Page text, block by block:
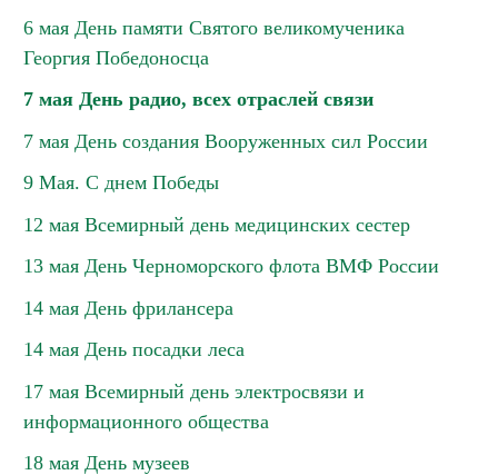
6 мая День памяти Святого великомученика
Георгия Победоносца
7 мая День радио, всех отраслей связи
7 мая День создания Вооруженных сил России
9 Мая. С днем Победы
12 мая Всемирный день медицинских сестер
13 мая День Черноморского флота ВМФ России
14 мая День фрилансера
14 мая День посадки леса
17 мая Всемирный день электросвязи и
информационного общества
18 мая День музеев